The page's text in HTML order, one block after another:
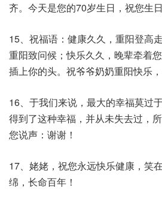
齐。今天是您的70岁生日，祝您生
15、祝福语：健康久久，重阳登高
重阳致问候；快乐久久，晚辈牵着
插上你的头。祝爷爷奶奶重阳快乐
16、于我们来说，最大的幸福莫过
得到了这种幸福，并从未失去过，
您说声：谢谢！
17、姥姥，祝您永远快乐健康，笑
绵，长命百年！